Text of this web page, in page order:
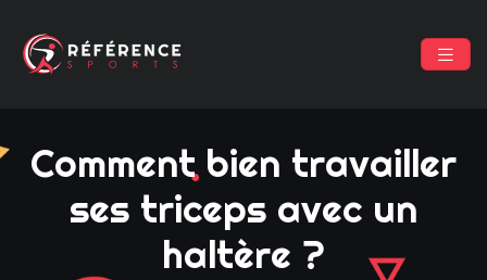
Comment bien travailler
ses triceps avec un
haltère ?